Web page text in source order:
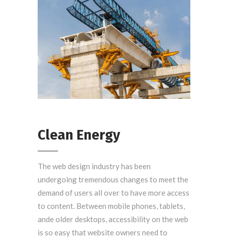
Building Bridges
Clean Energy
The web design industry has been
undergoing tremendous changes to meet the
demand of users all over to have more access
to content. Between mobile phones, tablets,
ande older desktops, accessibility on the web
is so easy that website owners need to